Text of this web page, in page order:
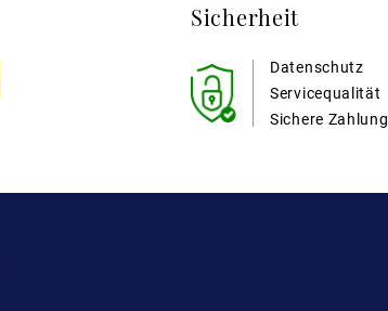
Sicherheit
Datenschutz
Sichere Zahlung
Servicequalität